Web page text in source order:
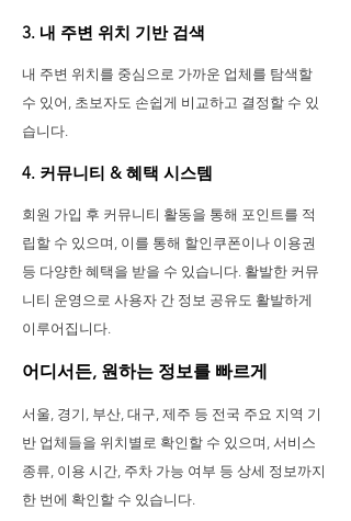
3. 내 주변 위치 기반 검색
내 주변 위치를 중심으로 가까운 업체를 탐색할
수 있어, 초보자도 손쉽게 비교하고 결정할 수 있
습니다.
4. 커뮤니티 & 혜택 시스템
회원 가입 후 커뮤니티 활동을 통해 포인트를 적
립할 수 있으며, 이를 통해 할인쿠폰이나 이용권
등 다양한 혜택을 받을 수 있습니다. 활발한 커뮤
니티 운영으로 사용자 간 정보 공유도 활발하게
이루어집니다.
어디서든, 원하는 정보를 빠르게
서울, 경기, 부산, 대구, 제주 등 전국 주요 지역 기
반 업체들을 위치별로 확인할 수 있으며, 서비스
종류, 이용 시간, 주차 가능 여부 등 상세 정보까지
한 번에 확인할 수 있습니다.